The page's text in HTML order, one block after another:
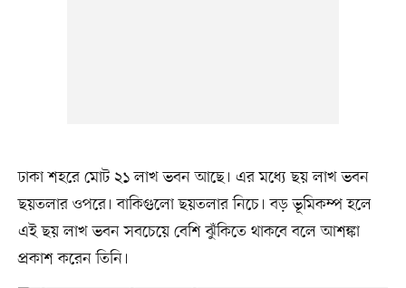
ঢাকা শহরে মোট ২১ লাখ ভবন আছে। এর মধ্যে ছয় লাখ ভবন
ছয়তলার ওপরে। বাকিগুলো ছয়তলার নিচে। বড় ভূমিকম্প হলে
এই ছয় লাখ ভবন সবচেয়ে বেশি ঝুঁকিতে থাকবে বলে আশঙ্কা
প্রকাশ করেন তিনি।